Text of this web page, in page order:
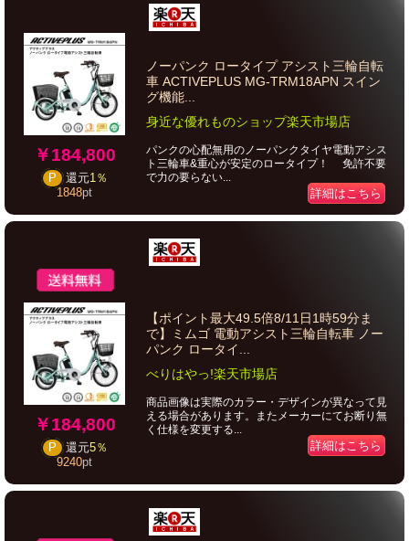
￥184,800
P 還元1％
1848pt
ノーパンク ロータイプ アシスト三輪自転
車 ACTIVEPLUS MG-TRM18APN スイン
グ機能...
身近な優れものショップ楽天市場店
パンクの心配無用のノーパンクタイヤ電動アシス
ト三輪車&重心が安定のロータイプ！ 免許不要
で力の要らない...
詳細はこちら
￥184,800
P 還元5％
9240pt
【ポイント最大49.5倍8/11日1時59分ま
で】ミムゴ 電動アシスト三輪自転車 ノー
パンク ロータイ...
べりはやっ!楽天市場店
商品画像は実際のカラー・デザインが異なって見
える場合があります。またメーカーにてお断り無
く仕様を変更する...
詳細はこちら